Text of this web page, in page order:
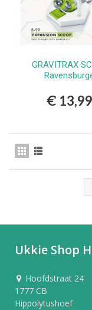
GRAVITRAX
€ 13,99
Ukkie Shop
Hoofdstraat 24
1777 CB
Hippolytushoef